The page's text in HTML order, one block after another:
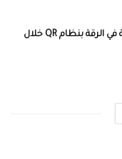
ترميز أكثر من ألف منشأة تجارية في الرقة بنظام QR خلال